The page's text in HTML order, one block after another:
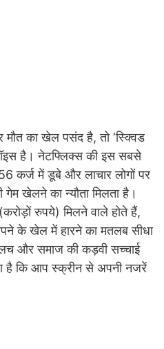
का खेल पसंद है, तो ‘स्क्विड
है। नेटफ्लिक्स की इस सबसे
कर्ज में डूबे और लाचार लोगों पर
खेलने का न्यौता मिलता है।
रुपये) मिलने वाले होते हैं,
के खेल में हारने का मतलब सीधा
और समाज की कड़वी सच्चाई
है कि आप स्क्रीन से अपनी नजरें